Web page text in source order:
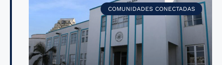
COMUNIDADES CONECTADAS